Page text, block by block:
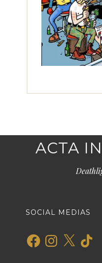
ACTA
SOCIAL MEDIAS
FacebookInstagram
X TikTok